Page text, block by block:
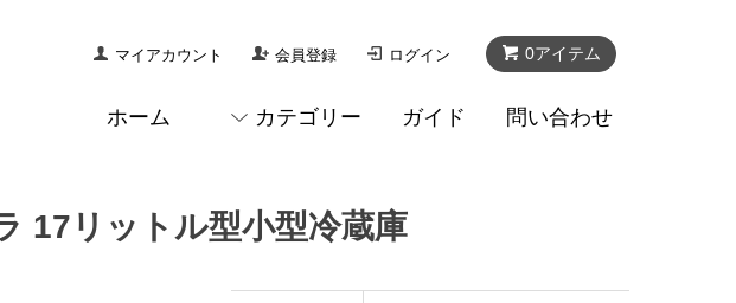
0アイテム
マイアカウント 会員登録 ログイン
ホーム カテゴリー ガイド 問い合わせ
17リットル型小型冷蔵庫